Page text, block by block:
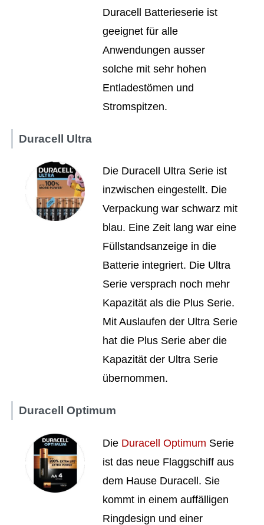
Duracell Batterieserie ist
geeignet für alle
Anwendungen ausser
solche mit sehr hohen
Entladestömen und
Stromspitzen.
Duracell Ultra
Die Duracell Ultra Serie ist
inzwischen eingestellt. Die
Verpackung war schwarz mit
blau. Eine Zeit lang war eine
Füllstandsanzeige in die
Batterie integriert. Die Ultra
Serie versprach noch mehr
Kapazität als die Plus Serie.
Mit Auslaufen der Ultra Serie
hat die Plus Serie aber die
Kapazität der Ultra Serie
übernommen.
Duracell Optimum
Die Duracell Optimum Serie
ist das neue Flaggschiff aus
dem Hause Duracell. Sie
kommt in einem auffälligen
Ringdesign und einer